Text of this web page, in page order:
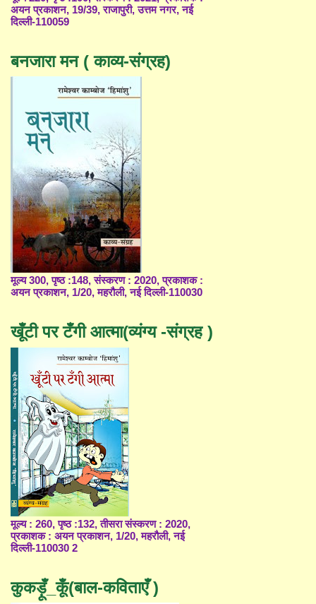
अयन प्रकाशन, 19/39, राजापुरी, उत्तम नगर, नई
दिल्ली-110059
बनजारा मन ( काव्य-संग्रह)
मूल्य 300, पृष्ठ :148, संस्करण : 2020, प्रकाशक :
अयन प्रकाशन, 1/20, महरौली, नई दिल्ली-110030
खूँटी पर टँगी आत्मा(व्यंग्य -संग्रह )
मूल्य : 260, पृष्ठ :132, तीसरा संस्करण : 2020,
प्रकाशक : अयन प्रकाशन, 1/20, महरौली, नई
दिल्ली-110030 2
कुकड़ूँ_कूँ(बाल-कविताएँ )